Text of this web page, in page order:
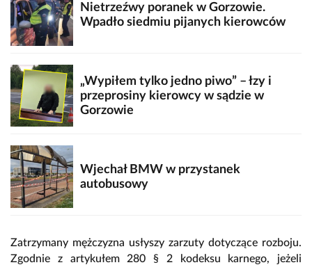
Nietrzeźwy poranek w Gorzowie.
Wpadło siedmiu pijanych kierowców
„Wypiłem tylko jedno piwo” – łzy i
przeprosiny kierowcy w sądzie w
Gorzowie
Wjechał BMW w przystanek
autobusowy
Zatrzymany mężczyzna usłyszy zarzuty dotyczące rozboju.
Zgodnie z artykułem 280 § 2 kodeksu karnego, jeżeli